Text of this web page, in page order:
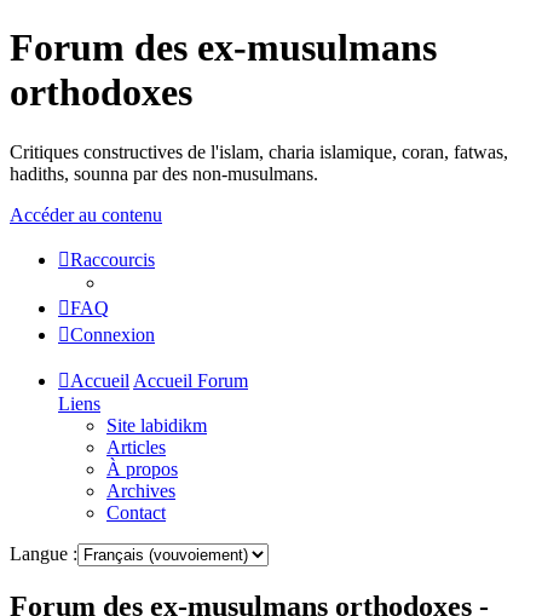
Forum des ex-musulmans
orthodoxes
Critiques constructives de l'islam, charia islamique, coran, fatwas,
hadiths, sounna par des non-musulmans.
Accéder au contenu
Raccourcis
FAQ
Connexion
Accueil Accueil Forum
Liens
Site labidikm
Articles
À propos
Archives
Contact
Langue :
Forum des ex-musulmans orthodoxes -